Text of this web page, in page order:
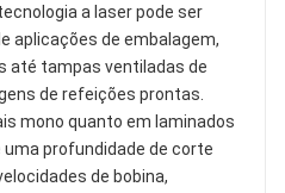
a laser pode ser
aplicações de embalagem,
até tampas ventiladas de
de refeições prontas.
mono quanto em laminados
profundidade de corte
de bobina,